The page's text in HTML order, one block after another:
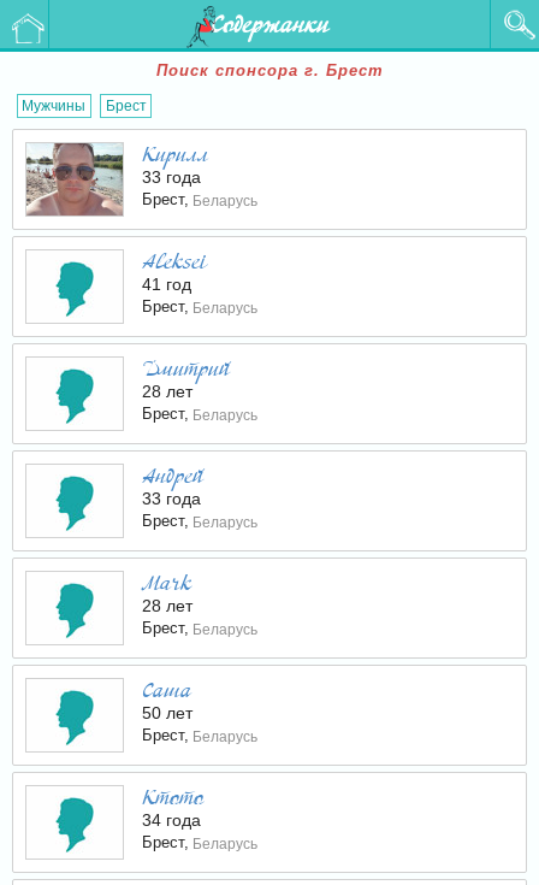
Содержанки
Поиск спонсора г. Брест
Мужчины Брест
Кирилл
33 года
Брест, Беларусь
Aleksei
41 год
Брест, Беларусь
Дмитрий
28 лет
Брест, Беларусь
Андрей
33 года
Брест, Беларусь
Mark
28 лет
Брест, Беларусь
Саша
50 лет
Брест, Беларусь
Ктото
34 года
Брест, Беларусь